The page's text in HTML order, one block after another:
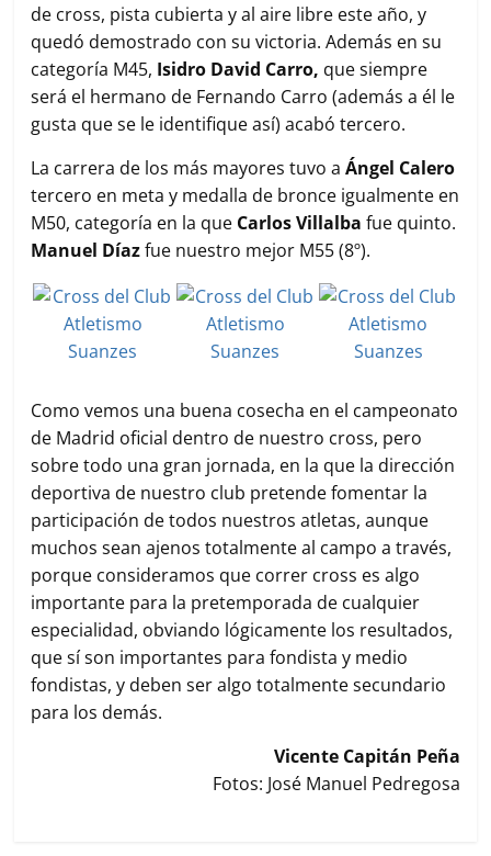
de cross, pista cubierta y al aire libre este año, y
quedó demostrado con su victoria. Además en su
categoría M45, Isidro David Carro, que siempre
será el hermano de Fernando Carro (además a él le
gusta que se le identifique así) acabó tercero.
La carrera de los más mayores tuvo aÁngel Calero
tercero en meta y medalla de bronce igualmente en
M50, categoría en la que Carlos Villalbafue quinto.
Manuel Díazfue nuestro mejor M55 (8º).
Como vemos una buena cosecha en el campeonato
de Madrid oficial dentro de nuestro cross, pero
sobre todo una gran jornada, en la que la dirección
deportiva de nuestro club pretende fomentar la
participación de todos nuestros atletas, aunque
muchos sean ajenos totalmente al campo a través,
porque consideramos que correr cross es algo
importante para la pretemporada de cualquier
especialidad, obviando lógicamente los resultados,
que sí son importantes para fondista y medio
fondistas, y deben ser algo totalmente secundario
para los demás.
Vicente Capitán Peña
Fotos: José Manuel Pedregosa